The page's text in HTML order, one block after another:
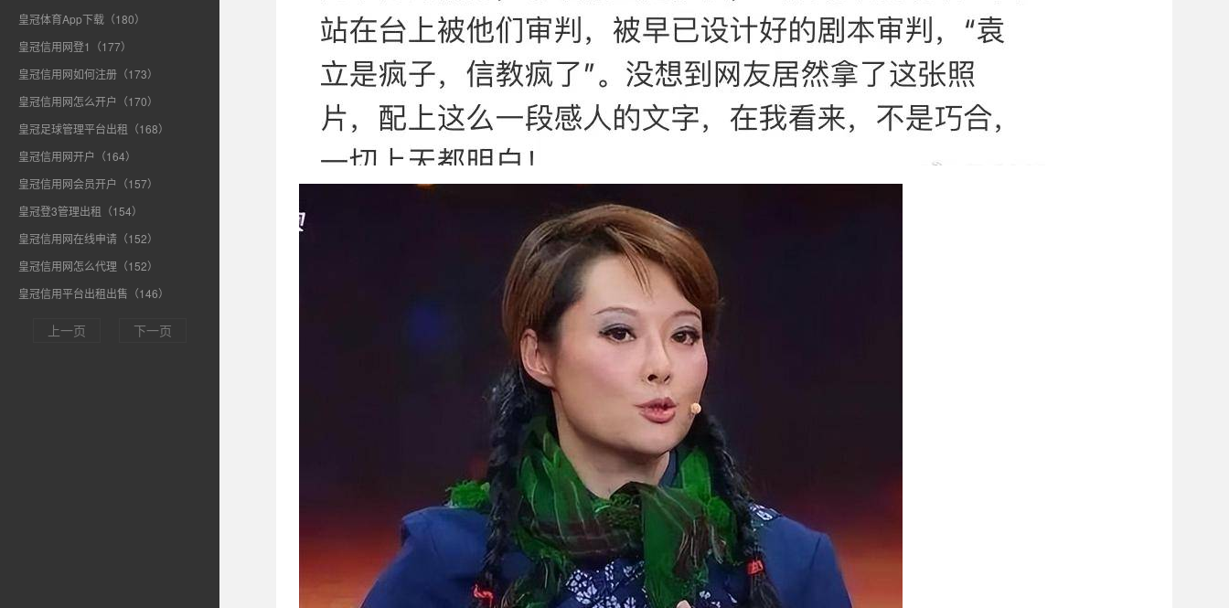
皇冠体育App下载（180）
皇冠信用网登1（177）
皇冠信用网如何注册（173）
皇冠信用网怎么开户（170）
皇冠足球管理平台出租（168）
皇冠信用网开户（164）
皇冠信用网会员开户（157）
皇冠登3管理出租（154）
皇冠信用网在线申请（152）
皇冠信用网怎么代理（152）
皇冠信用平台出租出售（146）
上一页 下一页